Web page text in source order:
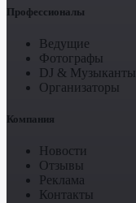
Профессионалы
Ведущие
Фотографы
DJ & Музыканты
Организаторы
Компания
Новости
Отзывы
Реклама
Контакты